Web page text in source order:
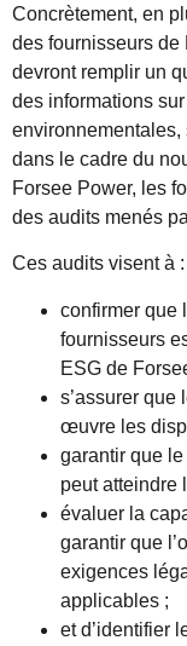
Concrètement, en
des fournisseurs de
devront remplir un
des informations
environnementales,
dans le cadre du
Forsee Power, les
des audits menés
Ces audits visent à :
confirmer que
fournisseurs
ESG de
s’assurer que
œuvre les
garantir que
peut atteindre
évaluer la
garantir que
exigences
applicables ;
et d’identifier